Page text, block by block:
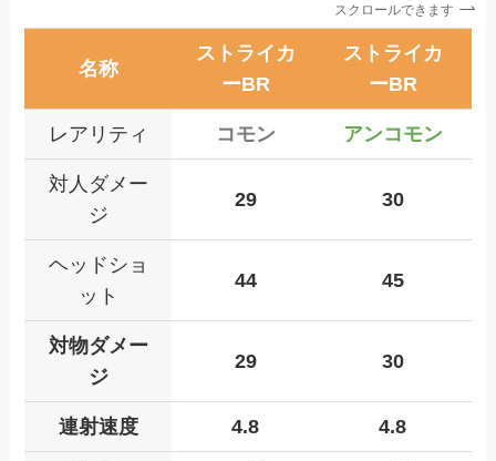
スクロールできます
名称
ストライカ
ーBR
ストライカ
ーBR
レアリティ コモン アンコモン
対人ダメー
ジ
29 30
ヘッドショ
ット
44 45
対物ダメー
ジ
29 30
連射速度 4.8 4.8